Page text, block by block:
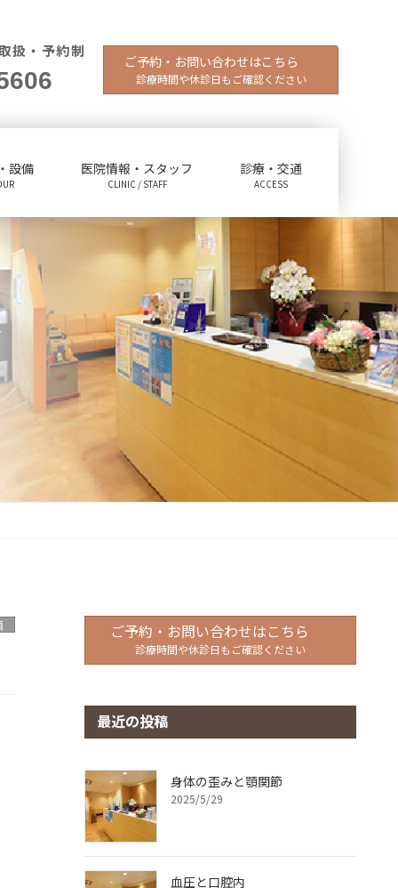
扱・予約制
ご予約・お問い合わせはこちら
診療時間や休診日もご確認ください
設備 医院情報・スタッフ
CLINIC / STAFF
診療・交通
ACCESS
ご予約・お問い合わせはこちら
診療時間や休診日もご確認ください
最近の投稿
身体の歪みと顎関節
2025/5/29
血圧と口腔内